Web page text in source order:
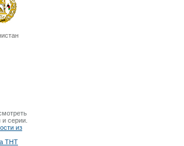
серии.
из
ТНТ